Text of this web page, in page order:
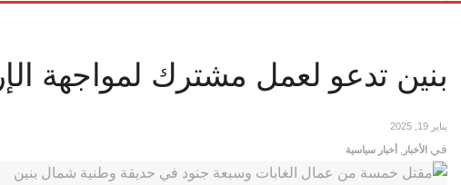
بنين تدعو لعمل مشترك لمواجهة
يناير 19, 2025
في الأخبار أخبار سياسية